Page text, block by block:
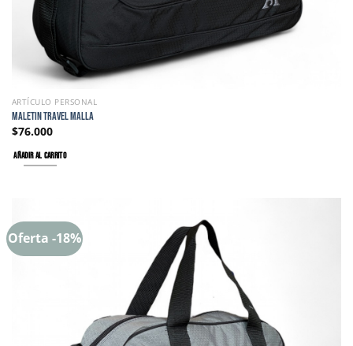
ARTÍCULO PERSONAL
MALETIN TRAVEL MALLA
$76.000
AÑADIR AL CARRITO
Oferta -18%